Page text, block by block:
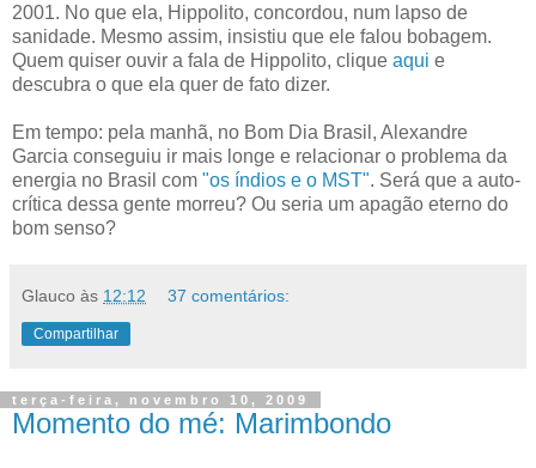
2001. No que ela, Hippolito, concordou, num lapso de
sanidade. Mesmo assim, insistiu que ele falou bobagem.
Quem quiser ouvir a fala de Hippolito, clique aqui e
descubra o que ela quer de fato dizer.
Em tempo: pela manhã, no Bom Dia Brasil, Alexandre
Garcia conseguiu ir mais longe e relacionar o problema da
energia no Brasil com "os índios e o MST". Será que a auto-
crítica dessa gente morreu? Ou seria um apagão eterno do
bom senso?
Glauco às 12:12 37 comentários:
Compartilhar
terça-feira, novembro 10, 2009
Momento do mé: Marimbondo